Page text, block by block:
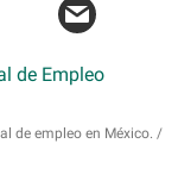
de empleo en México.